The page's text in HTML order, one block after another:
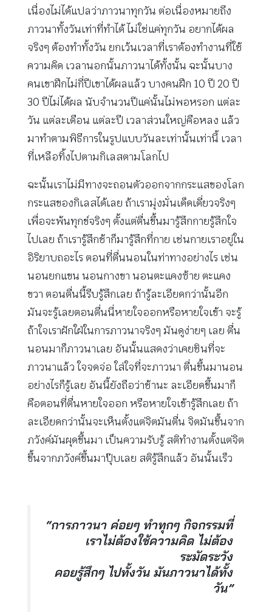
เนื่องไม่ได้แปลว่าภาวนาทุกวัน ต่อเนื่องหมายถึง
ภาวนาทั้งวันเท่าที่ทำได้ ไม่ใช่แค่ทุกวัน อยากได้ผล
จริงๆ ต้องทำทั้งวัน ยกเว้นเวลาที่เราต้องทำงานที่ใช้
ความคิด เวลานอกนั้นภาวนาได้ทั้งนั้น ฉะนั้นบาง
คนเขาฝึกไม่กี่ปีเขาได้ผลแล้ว บางคนฝึก 10 ปี 20 ปี
30 ปีไม่ได้ผล นับจำนวนปีแค่นั้นไม่พอหรอก แต่ละ
วัน แต่ละเดือน แต่ละปี เวลาส่วนใหญ่คือหลง แล้ว
มาทำตามพิธีการในรูปแบบวันละเท่านั้นเท่านี้ เวลา
ที่เหลือทิ้งไปตามกิเลสตามโลกไป
ฉะนั้นเราไม่มีทางจะถอนตัวออกจากกระแสของโลก
กระแสของกิเลสได้เลย ถ้าเรามุ่งมั่นเด็ดเดี่ยวจริงๆ
เพื่อจะพ้นทุกข์จริงๆ ตั้งแต่ตื่นขึ้นมารู้สึกกายรู้สึกใจ
ไปเลย ถ้าเรารู้สึกช้าก็มารู้สึกที่กาย เช่นกายเราอยู่ใน
อิริยาบถอะไร ตอนที่ตื่นนอนในท่าทางอย่างไร เช่น
นอนยกแขน นอนกางขา นอนตะแคงซ้าย ตะแคง
ขวา ตอนตื่นนี้รีบรู้สึกเลย ถ้ารู้ละเอียดกว่านั้นอีก
มันจะรู้เลยตอนตื่นนี่หายใจออกหรือหายใจเข้า จะรู้
ถ้าใจเราฝักใฝ่ในการภาวนาจริงๆ มันดูง่ายๆ เลย ตื่น
นอนมาก็ภาวนาเลย อันนั้นแสดงว่าเคยชินที่จะ
ภาวนาแล้ว ใจจดจ่อ ใส่ใจที่จะภาวนา ตื่นขึ้นมานอน
อย่างไรก็รู้เลย อันนี้ยังถือว่าช้านะ ละเอียดขึ้นมาก็
คือตอนที่ตื่นหายใจออก หรือหายใจเข้ารู้สึกเลย ถ้า
ละเอียดกว่านั้นจะเห็นตั้งแต่จิตมันตื่น จิตมันขึ้นจาก
ภวังค์มันผุดขึ้นมา เป็นความรับรู้ สติทำงานตั้งแต่จิต
ขึ้นจากภวังค์ขึ้นมาปุ๊บเลย สติรู้สึกแล้ว อันนั้นเร็ว
“การภาวนา ค่อยๆ ทำทุกๆ กิจกรรมที่
เราไม่ต้องใช้ความคิด ไม่ต้อง
ระมัดระวัง
คอยรู้สึกๆ ไปทั้งวัน มันภาวนาได้ทั้ง
วัน”